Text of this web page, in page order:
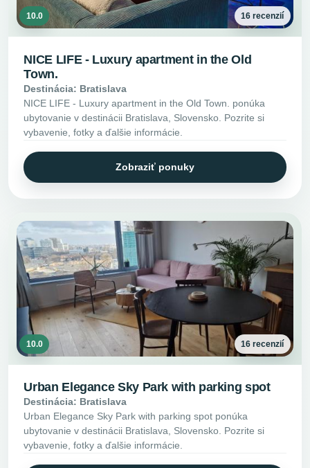
10.0 16 recenzií
NICE LIFE - Luxury apartment in the Old
Town.
Destinácia: Bratislava
NICE LIFE - Luxury apartment in the Old Town. ponúka
ubytovanie v destinácii Bratislava, Slovensko. Pozrite si
vybavenie, fotky a ďalšie informácie.
Zobraziť ponuky
10.0 16 recenzií
Urban Elegance Sky Park with parking spot
Destinácia: Bratislava
Urban Elegance Sky Park with parking spot ponúka
ubytovanie v destinácii Bratislava, Slovensko. Pozrite si
vybavenie, fotky a ďalšie informácie.